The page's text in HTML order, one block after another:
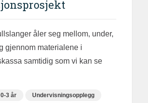
åler seg mellom, under,
gjennom materialene i
samtidig som vi kan se
3 år
Undervisningsopplegg